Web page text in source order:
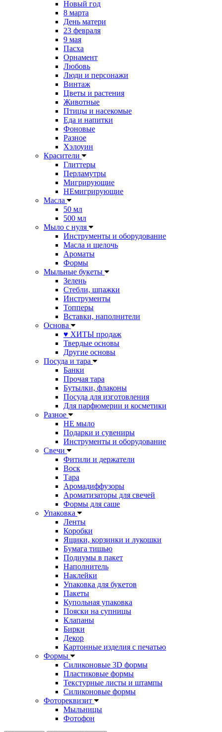
Новый год
8 марта
День матери
23 февраля
9 мая
Пасха
Орнамент
Любовь
Люди и персонажи
Винтаж
Цветы и растения
Животные
Птицы и насекомые
Еда и напитки
Фоновые
Разное
Хэлоуин
Красители
Глиттеры
Перламутры
Мигрирующие
НЕмигрирующие
Масла
50 мл
500 мл
Мыло с нуля
Инструменты и оборудование
Масла и щелочь
Ароматы
Формы
Мыльные букеты
Зелень
Стебли, шпажки
Инструменты
Топперы
Вставки, наполнители
Основа
♥ ХИТЫ продаж
Твердые основы
Другие основы
Посуда и тара
Банки
Прочая тара
Бутылки, флаконы
Посуда для изготовления
Для парфюмерии и косметики
Разное
НЕ мыло
Подарки и сувениры
Инструменты и оборудование
Свечи
Фитили и держатели
Воск
Тара
Аромадиффузоры
Ароматизаторы для свечей
Формы для саше
Упаковка
Ленты
Коробки
Ящики, корзинки и лукошки
Бумага тишью
Подиумы в пакет
Наполнитель
Наклейки
Упаковка для букетов
Пакеты
Купольная упаковка
Пояски на супницы
Клапаны
Бирки
Декор
Картонные изделия с печатью
Формы
Силиконовые 3D формы
Пластиковые формы
Текстурные листы и штампы
Силиконовые формы
Фотореквизит
Мыльницы
Фотофон